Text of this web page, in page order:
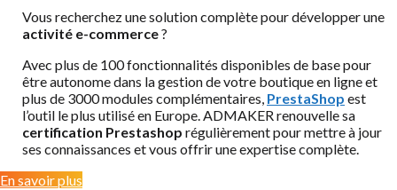
Vous recherchez une solution complète pour développer une
activité e-commerce?
Avec plus de 100 fonctionnalités disponibles de base pour
être autonome dans la gestion de votre boutique en ligne et
plus de 3000 modules complémentaires, PrestaShop est
l’outil le plus utilisé en Europe. ADMAKER renouvelle sa
certification Prestashop régulièrement pour mettre à jour
ses connaissances et vous offrir une expertise complète.
En savoir plus